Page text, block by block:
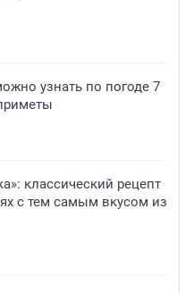
узнать по погоде 7
классический рецепт
с тем самым вкусом из